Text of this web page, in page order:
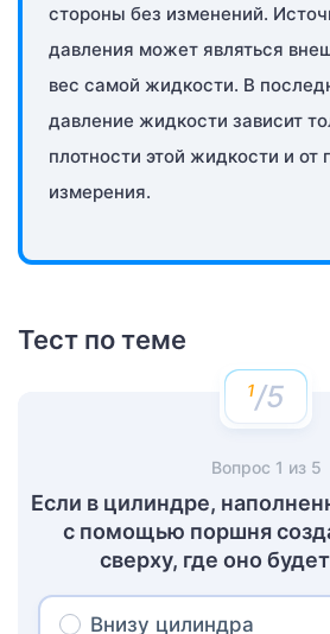
стороны без изменений.
давления может являться
вес самой жидкости. В
давление жидкости зависит
плотности этой жидкости и от
измерения.
Тест по теме
/5
Вопрос 1 из 5
Если в цилиндре,
с помощью поршня
сверху, где оно
Внизу цилиндра